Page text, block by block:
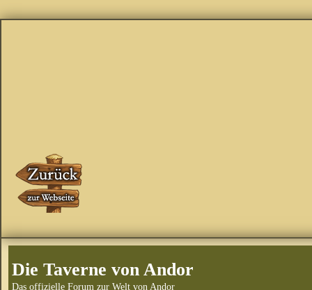
Die Taverne von Andor
Das offizielle Forum zur Welt von Andor